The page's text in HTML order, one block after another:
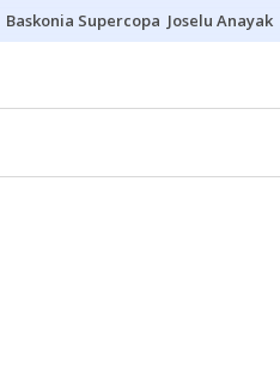
Baskonia Supercopa Joselu Anayak